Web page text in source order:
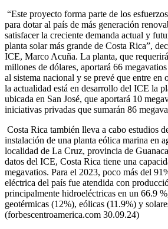
“Este proyecto forma parte de los
para dotar al país de más generación
satisfacer la creciente demanda actual y
planta solar más grande de Costa Rica”,
ICE, Marco Acuña. La planta, que
millones de dólares, aportará 66
al sistema nacional y se prevé que entre en
la actualidad está en desarrollo del ICE la
ubicada en San José, que aportará 10
iniciativas privadas que sumarán 86
Costa Rica también lleva a cabo estudios
instalación de una planta eólica marina en
localidad de La Cruz, provincia de
datos del ICE, Costa Rica tiene una
megavatios. Para el 2023, poco más del
eléctrica del país fue atendida con
principalmente hidroeléctricas en un 66.9
geotérmicas (12%), eólicas (11.9%) y
(forbescentroamerica.com 30.09.24)